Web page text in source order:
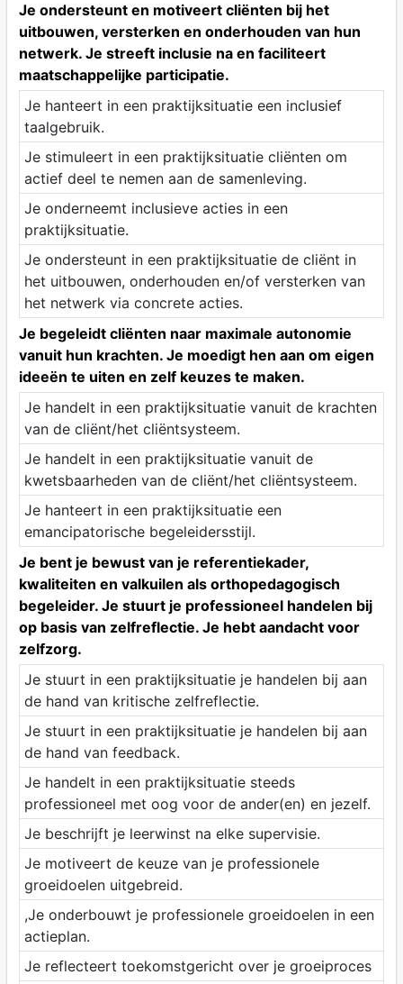
Je ondersteunt en motiveert cliënten bij het
uitbouwen, versterken en onderhouden van hun
netwerk. Je streeft inclusie na en faciliteert
maatschappelijke participatie.
Je hanteert in een praktijksituatie een inclusief
taalgebruik.
Je stimuleert in een praktijksituatie cliënten om
actief deel te nemen aan de samenleving.
Je onderneemt inclusieve acties in een
praktijksituatie.
Je ondersteunt in een praktijksituatie de cliënt in
het uitbouwen, onderhouden en/of versterken van
het netwerk via concrete acties.
Je begeleidt cliënten naar maximale autonomie
vanuit hun krachten. Je moedigt hen aan om eigen
ideeën te uiten en zelf keuzes te maken.
Je handelt in een praktijksituatie vanuit de krachten
van de cliënt/het cliëntsysteem.
Je handelt in een praktijksituatie vanuit de
kwetsbaarheden van de cliënt/het cliëntsysteem.
Je hanteert in een praktijksituatie een
emancipatorische begeleidersstijl.
Je bent je bewust van je referentiekader,
kwaliteiten en valkuilen als orthopedagogisch
begeleider. Je stuurt je professioneel handelen bij
op basis van zelfreflectie. Je hebt aandacht voor
zelfzorg.
Je stuurt in een praktijksituatie je handelen bij aan
de hand van kritische zelfreflectie.
Je stuurt in een praktijksituatie je handelen bij aan
de hand van feedback.
Je handelt in een praktijksituatie steeds
professioneel met oog voor de ander(en) en jezelf.
Je beschrijft je leerwinst na elke supervisie.
Je motiveert de keuze van je professionele
groeidoelen uitgebreid.
,Je onderbouwt je professionele groeidoelen in een
actieplan.
Je reflecteert toekomstgericht over je groeiproces